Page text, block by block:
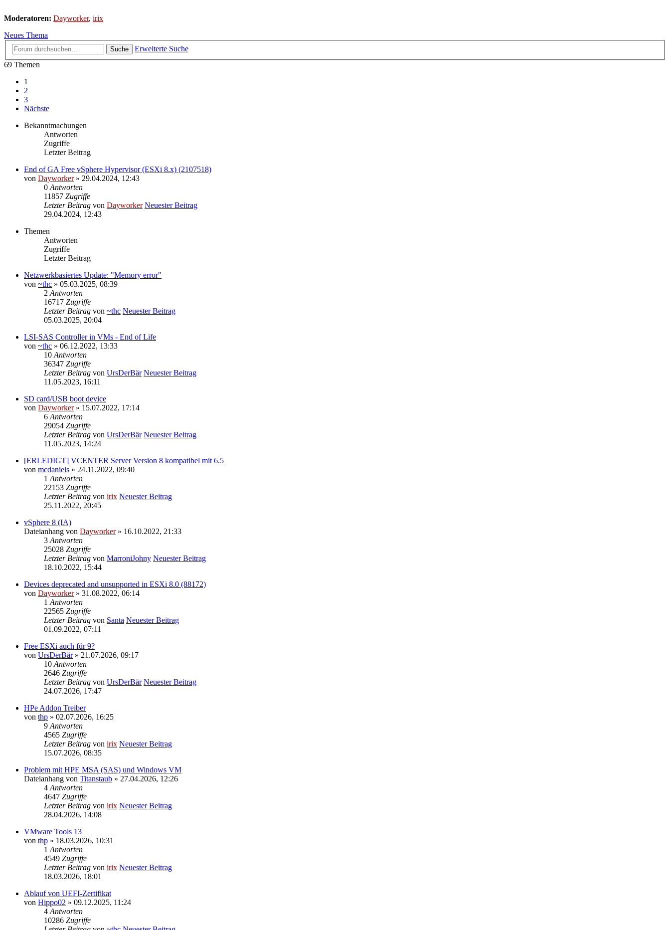
Moderatoren: Dayworker, irix
Neues Thema
Suche
Erweiterte Suche
69 Themen
1
2
3
Nächste
Bekanntmachungen
Antworten
Zugriffe
Letzter Beitrag
End of GA Free vSphere Hypervisor (ESXi 8.x) (2107518)
von Dayworker» 29.04.2024, 12:43
0 Antworten
11857 Zugriffe
Letzter Beitrag von Dayworker Neuester Beitrag
29.04.2024, 12:43
Themen
Antworten
Zugriffe
Letzter Beitrag
Netzwerkbasiertes Update: "Memory error"
von ~thc » 05.03.2025, 08:39
2 Antworten
16717 Zugriffe
Letzter Beitrag von ~thc Neuester Beitrag
05.03.2025, 20:04
LSI-SAS Controller in VMs - End of Life
von ~thc » 06.12.2022, 13:33
10 Antworten
36347 Zugriffe
Letzter Beitrag von UrsDerBär Neuester Beitrag
11.05.2023, 16:11
SD card/USB boot device
von Dayworker» 15.07.2022, 17:14
6 Antworten
29054 Zugriffe
Letzter Beitrag von UrsDerBär Neuester Beitrag
11.05.2023, 14:24
[ERLEDIGT] VCENTER Server Version 8 kompatibel mit 6.5
von mcdaniels » 24.11.2022, 09:40
1 Antworten
22153 Zugriffe
Letzter Beitrag von irix Neuester Beitrag
25.11.2022, 20:45
vSphere 8 (IA)
Dateianhang von Dayworker» 16.10.2022, 21:33
3 Antworten
25028 Zugriffe
Letzter Beitrag von MarroniJohny Neuester Beitrag
18.10.2022, 15:44
Devices deprecated and unsupported in ESXi 8.0 (88172)
von Dayworker» 31.08.2022, 06:14
1 Antworten
22565 Zugriffe
Letzter Beitrag von Santa Neuester Beitrag
01.09.2022, 07:11
Free ESXi auch für 9?
von UrsDerBär» 21.07.2026, 09:17
10 Antworten
2646 Zugriffe
Letzter Beitrag von UrsDerBär Neuester Beitrag
24.07.2026, 17:47
HPe Addon Treiber
von thp » 02.07.2026, 16:25
9 Antworten
4565 Zugriffe
Letzter Beitrag von irix Neuester Beitrag
15.07.2026, 08:35
Problem mit HPE MSA (SAS) und Windows VM
Dateianhang von Titanstaub » 27.04.2026, 12:26
4 Antworten
4647 Zugriffe
Letzter Beitrag von irix Neuester Beitrag
28.04.2026, 14:08
VMware Tools 13
von thp » 18.03.2026, 10:31
1 Antworten
4549 Zugriffe
Letzter Beitrag von irix Neuester Beitrag
18.03.2026, 18:01
Ablauf von UEFI-Zertifikat
von Hippo02 » 09.12.2025, 11:24
4 Antworten
10286 Zugriffe